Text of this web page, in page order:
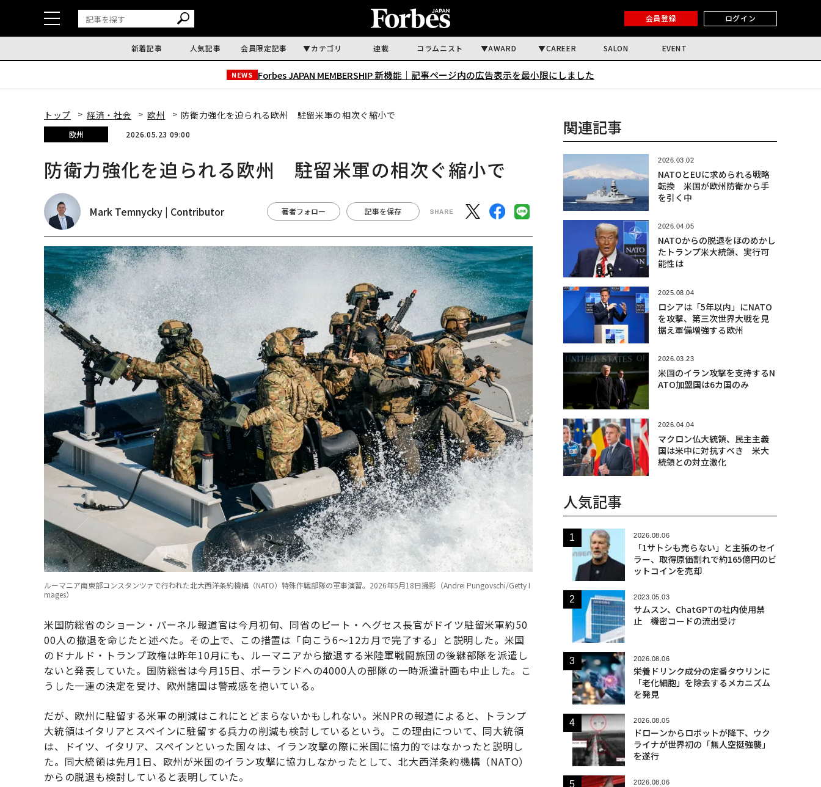
会員登録 ログイン
新着記事 人気記事 会員限定記事 カテゴリ 連載 コラムニスト AWARD CAREER SALON EVENT
NEWS Forbes JAPAN MEMBERSHIP 新機能｜ 記事ページ内の広告表示を最小限にしました
トップ 経済・社会 欧州 防衛力強化を迫られる欧州 駐留米軍の相次ぐ縮小で
欧州 2026.05.23 09:00
防衛力強化を迫られる欧州 駐留米軍の相次ぐ縮小で
Mark Temnycky | Contributor 著者フォロー 記事を保存
ルーマニア南東部コンスタンツァで行われた北大西洋条約機構（NATO）特殊作戦部隊の軍事演習。2026年5月18日撮影（Andrei Pungovschi/Getty I
mages）
米国防総省のショーン・パーネル報道官は今月初旬、同省のピート・ヘグセス長官がドイツ駐留米軍約50
00人の撤退を命じたと述べた。その上で、この措置は「向こう6～12カ月で完了する」と説明した。米国
のドナルド・トランプ政権は昨年10月にも、ルーマニアから撤退する米陸軍戦闘旅団の後継部隊を派遣し
ないと発表していた。国防総省は今月15日、ポーランドへの4000人の部隊の一時派遣計画も中止した。こ
うした一連の決定を受け、欧州諸国は警戒感を抱いている。
だが、欧州に駐留する米軍の削減はこれにとどまらないかもしれない。米NPRの報道によると、トランプ
大統領はイタリアとスペインに駐留する兵力の削減も検討しているという。この理由について、同大統領
は、ドイツ、イタリア、スペインといった国々は、イラン攻撃の際に米国に協力的ではなかったと説明し
た。同大統領は先月1日、欧州が米国のイラン攻撃に協力しなかったとして、北大西洋条約機構（NATO）
からの脱退も検討していると表明していた。
関連記事
2026.03.02
NATOとEUに求められる戦略
転換 米国が欧州防衛から手
を引く中
2026.04.05
NATOからの脱退をほのめかし
たトランプ米大統領、実行可
能性は
2025.08.04
ロシアは「5年以内」にNATO
を攻撃、第三次世界大戦を見
据え軍備増強する欧州
2026.03.23
米国のイラン攻撃を支持するN
ATO加盟国は6カ国のみ
2026.04.04
マクロン仏大統領、民主主義
国は米中に対抗すべき 米大
統領との対立激化
人気記事
2026.08.06
「1サトシも売らない」と主張のセイ
ラー、取得原価割れで約165億円のビ
ットコインを売却
2023.05.03
サムスン、ChatGPTの社内使用禁
止 機密コードの流出受け
2026.08.06
栄養ドリンク成分の定番タウリンに
「老化細胞」を除去するメカニズム
を発見
2026.08.05
ドローンからロボットが降下、ウク
ライナが世界初の「無人空挺強襲」
を遂行
2026.08.06